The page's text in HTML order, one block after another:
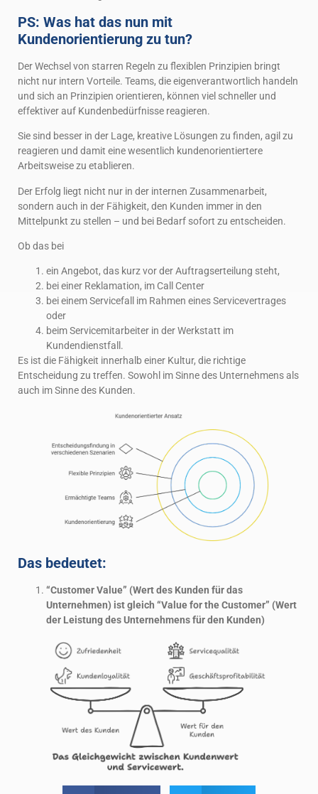
PS: Was hat das nun mit
Kundenorientierung zu tun?
Der Wechsel von starren Regeln zu flexiblen Prinzipien bringt
nicht nur intern Vorteile. Teams, die eigenverantwortlich handeln
und sich an Prinzipien orientieren, können viel schneller und
effektiver auf Kundenbedürfnisse reagieren.
Sie sind besser in der Lage, kreative Lösungen zu finden, agil zu
reagieren und damit eine wesentlich kundenorientiertere
Arbeitsweise zu etablieren.
Der Erfolg liegt nicht nur in der internen Zusammenarbeit,
sondern auch in der Fähigkeit, den Kunden immer in den
Mittelpunkt zu stellen – und bei Bedarf sofort zu entscheiden.
Ob das bei
ein Angebot, das kurz vor der Auftragserteilung steht,
bei einer Reklamation, im Call Center
bei einem Servicefall im Rahmen eines Servicevertrages
oder
beim Servicemitarbeiter in der Werkstatt im
Kundendienstfall.
Es ist die Fähigkeit innerhalb einer Kultur, die richtige
Entscheidung zu treffen. Sowohl im Sinne des Unternehmens als
auch im Sinne des Kunden.
Das bedeutet:
“Customer Value” (Wert des Kunden für das
Unternehmen) ist gleich “Value for the Customer” (Wert
der Leistung des Unternehmens für den Kunden)